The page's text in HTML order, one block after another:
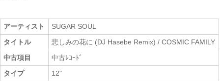
アーティスト
SUGAR SOUL
タイトル
悲しみの花に (DJ Hasebe Remix) / COSMIC FAMILY
中古項目
中古ﾚｺｰﾄﾞ
タイプ
12"